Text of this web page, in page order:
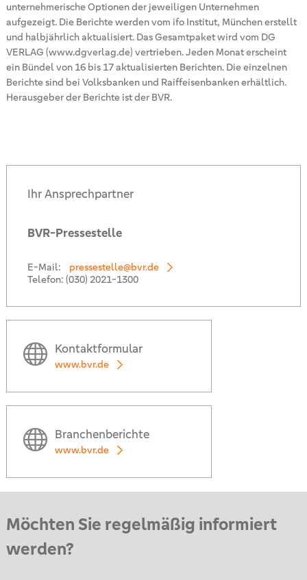
unternehmerische Optionen der jeweiligen Unternehmen
aufgezeigt. Die Berichte werden vom ifo Institut, München erstellt
und halbjährlich aktualisiert. Das Gesamtpaket wird vom DG
VERLAG (www.dgverlag.de) vertrieben. Jeden Monat erscheint
ein Bündel von 16 bis 17 aktualisierten Berichten. Die einzelnen
Berichte sind bei Volksbanken und Raiffeisenbanken erhältlich.
Herausgeber der Berichte ist der BVR.
Ihr Ansprechpartner
BVR-Pressestelle
E-Mail:
pressestelle@bvr.de
Telefon: (030) 2021-1300
Kontaktformular
www.bvr.de
Branchenberichte
www.bvr.de
Möchten Sie regelmäßig informiert
werden?